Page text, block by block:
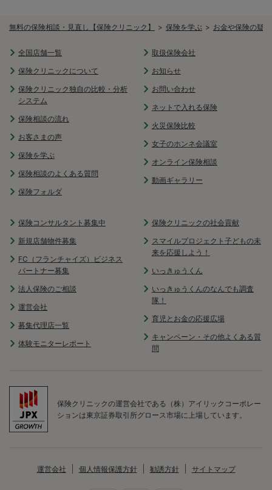
無料の保険相談・見直し【保険クリニック】 保険を学ぶ お金や保険の疑
全国店舗一覧
保険クリニックについて
保険クリニック独自の比較・分析
システム
保険相談の流れ
お客さまの声
保険を学ぶ
保険相談のよくある質問
保険フォルダ
取扱保険会社
お知らせ
お問い合わせ
ネットで入れる保険
火災保険比較
女子のホンネ会議室
オンライン保険相談
動画ギャラリー
保険コンサルタント募集中
新規店舗物件募集
FC（フランチャイズ）ビジネス
パートナー募集
法人保険のご相談
運営会社
募集代理店一覧
体験モニターレポート
保険クリニックの社会貢献
スマイルプロジェクト子どもの未
来を応援しよう！
いっきゅうくん
いっきゅうくんのなんでも調査
隊！
育児とお金の応援広場
キャンペーン・その他よくある質
問
保険クリニックの運営会社である（株）アイリックコーポレー
ションは東京証券取引所グロース市場に上場しています。
運営会社 個人情報保護方針 勧誘方針 サイトマップ